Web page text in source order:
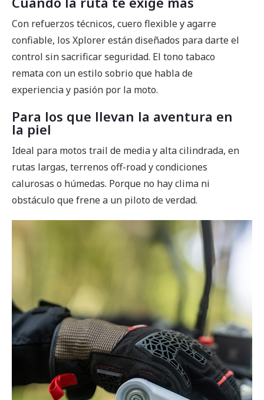
Con refuerzos técnicos, cuero flexible y agarre
confiable, los Xplorer están diseñados para darte el
control sin sacrificar seguridad. El tono tabaco
remata con un estilo sobrio que habla de
experiencia y pasión por la moto.
Para los que llevan la aventura en
la piel
Ideal para motos trail de media y alta cilindrada, en
rutas largas, terrenos off-road y condiciones
calurosas o húmedas. Porque no hay clima ni
obstáculo que frene a un piloto de verdad.